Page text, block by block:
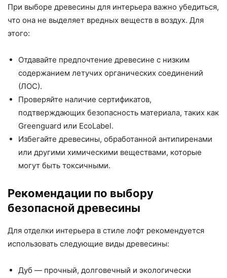
При выборе древесины для интерьера важно убедиться,
что она не выделяет вредных веществ в воздух. Для
этого:
Отдавайте предпочтение древесине с низким
содержанием летучих органических соединений
(ЛОС).
Проверяйте наличие сертификатов,
подтверждающих безопасность материала, таких как
Greenguard или EcoLabel.
Избегайте древесины, обработанной антипиренами
или другими химическими веществами, которые
могут быть токсичными.
Рекомендации по выбору
безопасной древесины
Для отделки интерьера в стиле лофт рекомендуется
использовать следующие виды древесины:
Дуб — прочный, долговечный и экологически